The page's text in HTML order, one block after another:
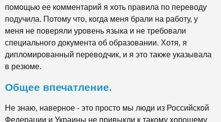
помощью ее комментарий я хоть правила по переводу
подучила. Потому что, когда меня брали на работу, у
меня не поверяли уровень языка и не требовали
специального документа об образовании. Хотя, я
дипломированный переводчик, и я это также указывала
в резюме.
Общее впечатление.
Не знаю, наверное - это просто мы люди из Российской
Федерации и Украины не привыкли к такому хорошему